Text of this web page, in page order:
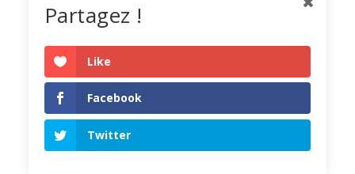
Be-Harmony arrive en Turquie : ouverture
à Ereğli (Konya)
Partagez !
Like
Facebook
Twitter